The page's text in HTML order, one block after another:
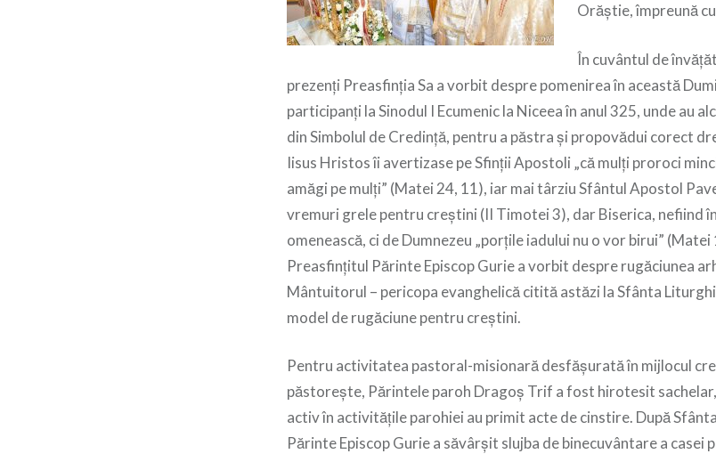
Orăștie, împreună
În cuvântul de
prezenți Preasfinția Sa a vorbit despre pomenirea în această
participanți la Sinodul I Ecumenic la Niceea în anul 325, unde au
din Simbolul de Credință, pentru a păstra și propovădui corect
Iisus Hristos îi avertizase pe Sfinții Apostoli „că mulți proroci
amăgi pe mulți” (Matei 24, 11), iar mai târziu Sfântul Apostol
vremuri grele pentru creștini (II Timotei 3), dar Biserica, nefiind
omenească, ci de Dumnezeu „porțile iadului nu o vor birui” (Matei
Preasfințitul Părinte Episcop Gurie a vorbit despre rugăciunea
Mântuitorul – pericopa evanghelică citită astăzi la Sfânta
model de rugăciune pentru creștini.
Pentru activitatea pastoral-misionară desfășurată în mijlocul
păstorește, Părintele paroh Dragoș Trif a fost hirotesit
activ în activitățile parohiei au primit acte de cinstire. După
Părinte Episcop Gurie a săvârșit slujba de binecuvântare a